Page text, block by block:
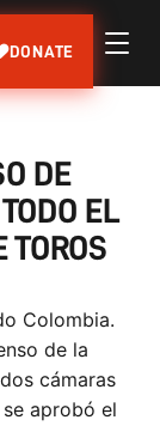
DONATE
DE
EL
TOROS
Colombia.
de la
cámaras
aprobó el